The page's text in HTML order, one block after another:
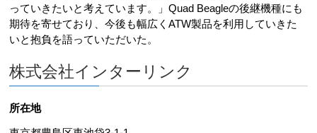
っていきたいと考えています。」Quad Beagleの後継機種にも
期待を寄せており、今後も幅広くATW製品を利用していきた
いと抱負を語っていただいた。
株式会社インターリンク
所在地